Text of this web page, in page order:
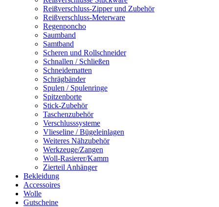
Reißverschluss-Zipper und Zubehör
Reißverschluss-Meterware
Regenponcho
Saumband
Samtband
Scheren und Rollschneider
Schnallen / Schließen
Schneidematten
Schrägbänder
Spulen / Spulenringe
Spitzenborte
Stick-Zubehör
Taschenzubehör
Verschlusssysteme
Vlieseline / Bügeleinlagen
Weiteres Nähzubehör
Werkzeuge/Zangen
Woll-Rasierer/Kamm
Zierteil Anhänger
Bekleidung
Accessoires
Wolle
Gutscheine